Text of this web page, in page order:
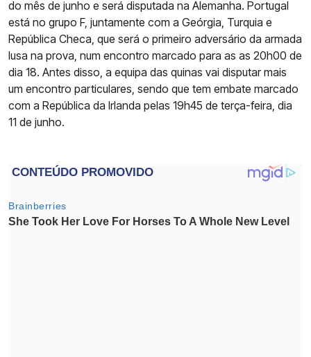
do mês de junho e será disputada na Alemanha. Portugal
está no grupo F, juntamente com a Geórgia, Turquia e
República Checa, que será o primeiro adversário da armada
lusa na prova, num encontro marcado para as as 20h00 de
dia 18. Antes disso, a equipa das quinas vai disputar mais
um encontro particulares, sendo que tem embate marcado
com a República da Irlanda pelas 19h45 de terça-feira, dia
11 de junho.